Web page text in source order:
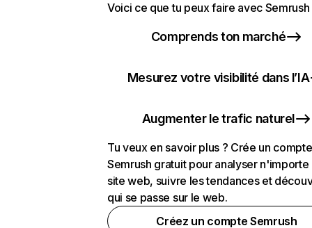
Voici ce que tu peux faire avec Semrush
Comprends ton marché
Mesurez votre visibilité dans l’IA
Augmenter le trafic naturel
Tu veux en savoir plus ? Crée un compte
Semrush gratuit pour analyser n'importe
site web, suivre les tendances et
qui se passe sur le web.
Créez un compte Semrush